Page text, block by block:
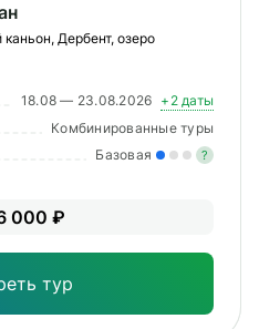
Дербент, озеро
18.08 — 23.08.2026 +2 даты
Комбинированные туры
Базовая ?
000 ₽
тур